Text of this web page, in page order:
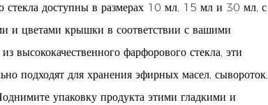
стекла доступны в размерах 10 мл, 15 мл и 30 мл, с
и цветами крышки в соответствии с вашими
высококачественного фарфорового стекла, эти
подходят для хранения эфирных масел, сывороток,
упаковку продукта этими гладкими и